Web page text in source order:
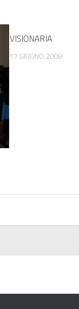
VISIONARIA
17 GIUGNO 2008